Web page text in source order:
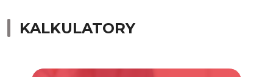
KALKULATORY